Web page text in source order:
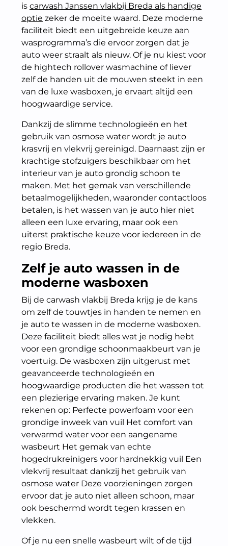
is carwash Janssen vlakbij Breda als handige
optie zeker de moeite waard. Deze moderne
faciliteit biedt een uitgebreide keuze aan
wasprogramma’s die ervoor zorgen dat je
auto weer straalt als nieuw. Of je nu kiest voor
de hightech rollover wasmachine of liever
zelf de handen uit de mouwen steekt in een
van de luxe wasboxen, je ervaart altijd een
hoogwaardige service.
Dankzij de slimme technologieën en het
gebruik van osmose water wordt je auto
krasvrij en vlekvrij gereinigd. Daarnaast zijn er
krachtige stofzuigers beschikbaar om het
interieur van je auto grondig schoon te
maken. Met het gemak van verschillende
betaalmogelijkheden, waaronder contactloos
betalen, is het wassen van je auto hier niet
alleen een luxe ervaring, maar ook een
uiterst praktische keuze voor iedereen in de
regio Breda.
Zelf je auto wassen in de
moderne wasboxen
Bij de carwash vlakbij Breda krijg je de kans
om zelf de touwtjes in handen te nemen en
je auto te wassen in de moderne wasboxen.
Deze faciliteit biedt alles wat je nodig hebt
voor een grondige schoonmaakbeurt van je
voertuig. De wasboxen zijn uitgerust met
geavanceerde technologieën en
hoogwaardige producten die het wassen tot
een plezierige ervaring maken. Je kunt
rekenen op: Perfecte powerfoam voor een
grondige inweek van vuil Het comfort van
verwarmd water voor een aangename
wasbeurt Het gemak van echte
hogedrukreinigers voor hardnekkig vuil Een
vlekvrij resultaat dankzij het gebruik van
osmose water Deze voorzieningen zorgen
ervoor dat je auto niet alleen schoon, maar
ook beschermd wordt tegen krassen en
vlekken.
Of je nu een snelle wasbeurt wilt of de tijd